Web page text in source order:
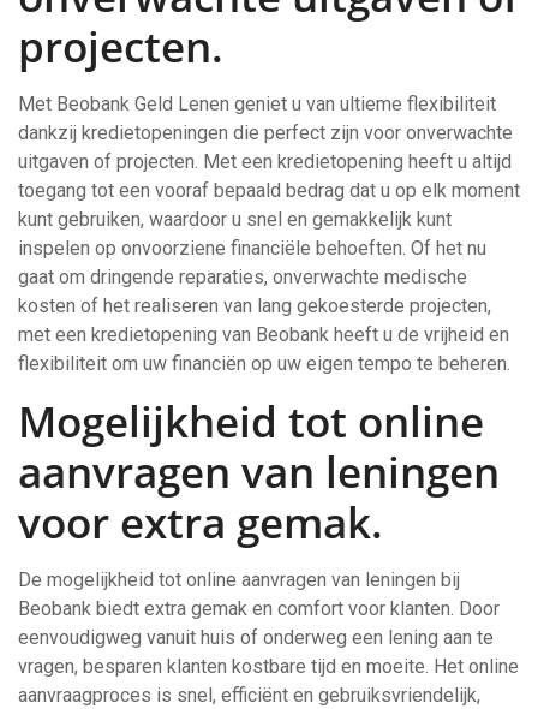
projecten.
Met Beobank Geld Lenen geniet u van ultieme flexibiliteit
dankzij kredietopeningen die perfect zijn voor onverwachte
uitgaven of projecten. Met een kredietopening heeft u altijd
toegang tot een vooraf bepaald bedrag dat u op elk moment
kunt gebruiken, waardoor u snel en gemakkelijk kunt
inspelen op onvoorziene financiële behoeften. Of het nu
gaat om dringende reparaties, onverwachte medische
kosten of het realiseren van lang gekoesterde projecten,
met een kredietopening van Beobank heeft u de vrijheid en
flexibiliteit om uw financiën op uw eigen tempo te beheren.
Mogelijkheid tot online
aanvragen van leningen
voor extra gemak.
De mogelijkheid tot online aanvragen van leningen bij
Beobank biedt extra gemak en comfort voor klanten. Door
eenvoudigweg vanuit huis of onderweg een lening aan te
vragen, besparen klanten kostbare tijd en moeite. Het online
aanvraagproces is snel, efficiënt en gebruiksvriendelijk,